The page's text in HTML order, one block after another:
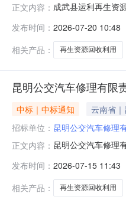
正文内容： 成武县运利再生资
保投资(万元)4.6拟
发布时间： 2026-07-20 10:48
相关产品：
再生资源回收利用
昆明公交汽车修理有限
中标｜中标通知 云南省
招标单位： 昆明公交汽车修理
正文内容： 昆明公交汽车修理
发布时间： 2026-07-15 11:43
相关产品：
再生资源回收利用